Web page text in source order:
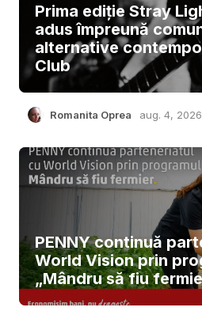
Prima ediție Stray
adus împreună
alternative
Club
Romanita Oprea aug. 4, 2026
PENNY continuă
World Vision prin
„Mândru să fiu